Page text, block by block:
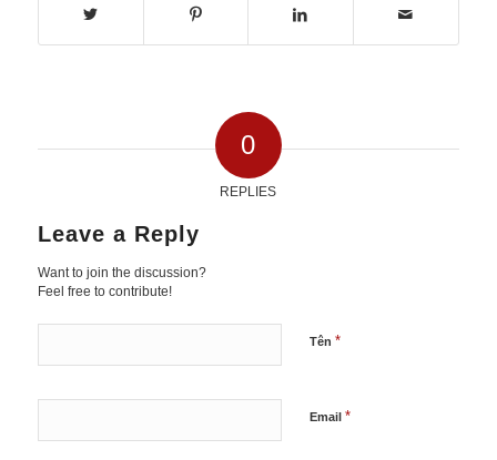
0
REPLIES
Leave a Reply
Want to join the discussion?
Feel free to contribute!
Tên *
Email *